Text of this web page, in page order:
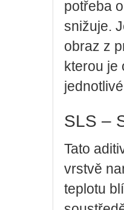
potřeba
snižuje.
obraz z
kterou je
SLS –
Tato
vrstvě
teplotu